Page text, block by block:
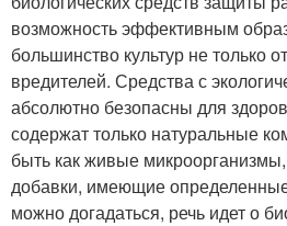
возможность эффективным
большинство культур не только
вредителей. Средства с
абсолютно безопасны для
содержат только натуральные
быть как живые
добавки, имеющие
можно догадаться, речь идет о